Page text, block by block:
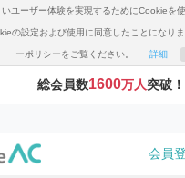
ユーザー体験を実現するためにCookieを
の設定および使用に同意したことになり
ーポリシーをご覧ください。 詳細
総会員数1600万人突破！
会員